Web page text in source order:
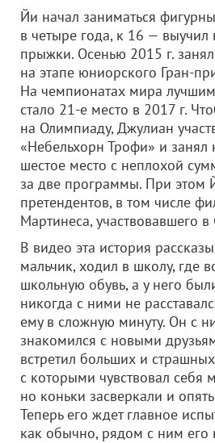
Йи начал заниматься
в четыре года, к 16 — выучил
прыжки. Осенью 2015 г.
на этапе юниорского Гран-
На чемпионатах мира
стало 21-е место в 2017 г.
на Олимпиаду, Джулиан
«Небельхорн Трофи» и
шестое место с неплохой
за две программы. При этом
претендентов, в том числе
Мартинеса, участвовавшего
В видео эта история
мальчик, ходил в школу, где
школьную обувь, а у него
никогда с ними не
ему в сложную минуту. Он с
знакомился с новыми
встретил больших и
с которыми чувствовал себя
но коньки засверкали и
Теперь его ждет главное
как обычно, рядом с ним его